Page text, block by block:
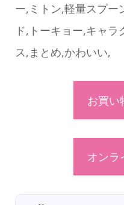
ー,ミトン,軽量スプー
ド,トーキョー,キャ
ス,まとめ,かわいい,
お買い
オンラ